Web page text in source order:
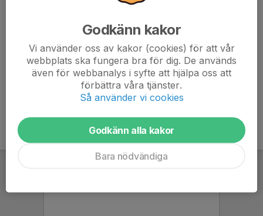
läggning eller fysiska och psykiska förutsättningar.
Rent spel och ärlighet är en förutsättning för tävlande på lika
villkor. Det innebär att hålla sig inom ramarna för
överenskommelser, att ha god etik och moral, att verka mot
fusk, doping och osund ekonomi samt verka mot mobbning,
trakasserier och våld såväl på som utanför idrottsarenan.
Godkänn kakor
Vi använder oss av kakor (cookies) för att vår
webbplats ska fungera bra för dig. De används
även för webbanalys i syfte att hjälpa oss att
förbättra våra tjänster.
Så använder vi cookies
Godkänn alla kakor
Bara nödvändiga